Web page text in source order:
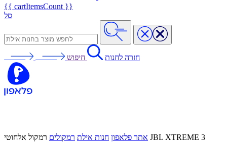
{{ cartItemsCount }}
סל
חזרה לחנות חיפוש
אתר פלאפון חנות אילת רמקולים רמקול אלחוטי JBL XTREME 3